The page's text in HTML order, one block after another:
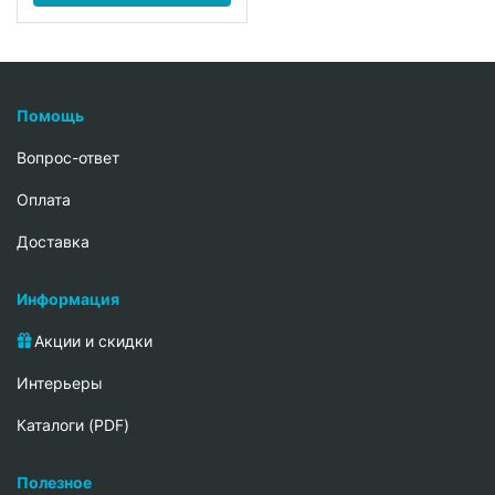
Помощь
Вопрос-ответ
Oплата
Доставка
Информация
Акции и скидки
Интерьеры
Каталоги (PDF)
Полезное